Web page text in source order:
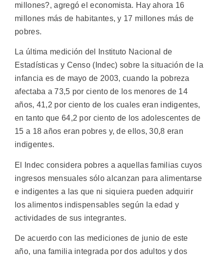
millones?, agregó el economista. Hay ahora 16
millones más de habitantes, y 17 millones más de
pobres.
La última medición del Instituto Nacional de
Estadísticas y Censo (Indec) sobre la situación de la
infancia es de mayo de 2003, cuando la pobreza
afectaba a 73,5 por ciento de los menores de 14
años, 41,2 por ciento de los cuales eran indigentes,
en tanto que 64,2 por ciento de los adolescentes de
15 a 18 años eran pobres y, de ellos, 30,8 eran
indigentes.
El Indec considera pobres a aquellas familias cuyos
ingresos mensuales sólo alcanzan para alimentarse
e indigentes a las que ni siquiera pueden adquirir
los alimentos indispensables según la edad y
actividades de sus integrantes.
De acuerdo con las mediciones de junio de este
año, una familia integrada por dos adultos y dos